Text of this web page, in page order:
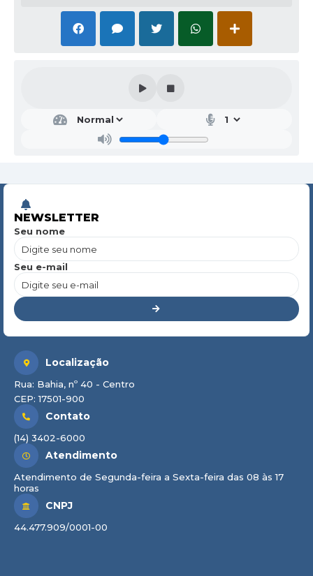
NEWSLETTER
Seu nome
Seu e-mail
Localização
Rua: Bahia, nº 40 - Centro
CEP: 17501-900
Contato
(14) 3402-6000
Atendimento
Atendimento de Segunda-feira a Sexta-feira das 08 às 17
horas
CNPJ
44.477.909/0001-00